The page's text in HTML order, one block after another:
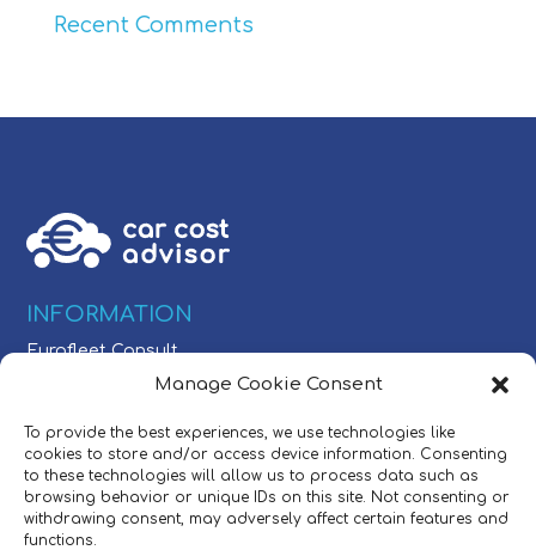
Manage Cookie Consent
To provide the best experiences, we use technologies like
cookies to store and/or access device information. Consenting
to these technologies will allow us to process data such as
browsing behavior or unique IDs on this site. Not consenting or
withdrawing consent, may adversely affect certain features and
functions.
Recent Comments
INFORMATION
Eurofleet Consult
Schaarbeeklei 613
CONTACT
Tel:+32 (0)2/709 54 49
E-mail:
sales@carcostadvisor.com